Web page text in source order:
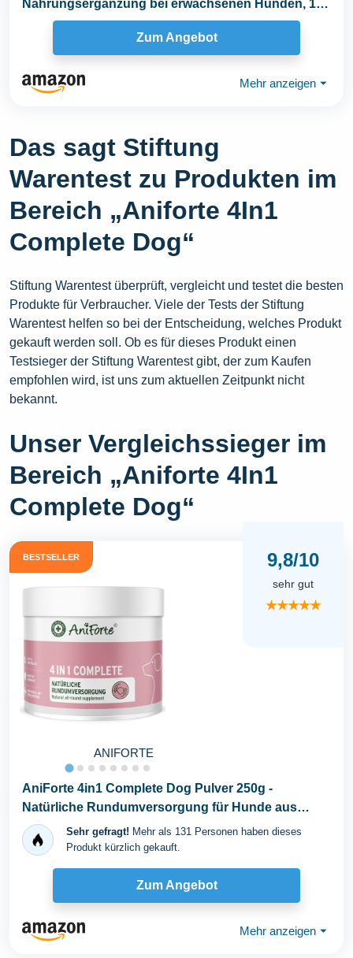
Nahrungsergänzung bei erwachsenen Hunden, 1
Dose...
Zum Angebot
Mehr anzeigen ⏷
Das sagt Stiftung
Warentest zu Produkten im
Bereich „Aniforte 4In1
Complete Dog“
Stiftung Warentest überprüft, vergleicht und testet die besten
Produkte für Verbraucher. Viele der Tests der Stiftung
Warentest helfen so bei der Entscheidung, welches Produkt
gekauft werden soll. Ob es für dieses Produkt einen
Testsieger der Stiftung Warentest gibt, der zum Kaufen
empfohlen wird, ist uns zum aktuellen Zeitpunkt nicht
bekannt.
Unser Vergleichssieger im
Bereich „Aniforte 4In1
Complete Dog“
BESTSELLER
ANIFORTE
9,8/10
sehr gut
★★★★★
AniForte 4in1 Complete Dog Pulver 250g -
Natürliche Rundumversorgung für Hunde aus
Gelenkpulver...
Sehr gefragt! Mehr als 131 Personen haben dieses
Produkt kürzlich gekauft.
Zum Angebot
Mehr anzeigen ⏷